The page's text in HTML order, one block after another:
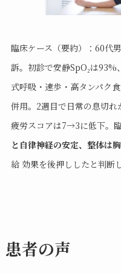
臨床ケース（要約）：60代
訴。初診で安静SpO₂は
式呼吸・速歩・高タンパク
併用。2週目で日常の息切れ
疲労スコアは7→3に低下。臨
と自律神経の安定、整体は
給 効果を後押ししたと判断
患者の声